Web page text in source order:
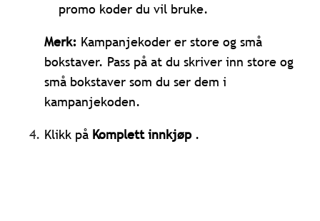
promo koder du vil bruke.
Merk: Kampanjekoder er store og små
bokstaver. Pass på at du skriver inn store og
små bokstaver som du ser dem i
kampanjekoden.
Klikk på Komplett innkjøp .